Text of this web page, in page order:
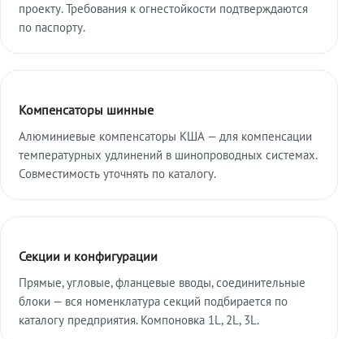
проекту. Требования к огнестойкости подтверждаются
по паспорту.
Компенсаторы шинные
Алюминиевые компенсаторы КША — для компенсации
температурных удлинений в шинопроводных системах.
Совместимость уточнять по каталогу.
Секции и конфигурации
Прямые, угловые, фланцевые вводы, соединительные
блоки — вся номенклатура секций подбирается по
каталогу предприятия. Компоновка 1L, 2L, 3L.